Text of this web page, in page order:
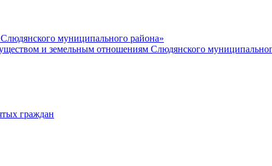
муниципального района»
и земельным отношениям Слюдянского
граждан